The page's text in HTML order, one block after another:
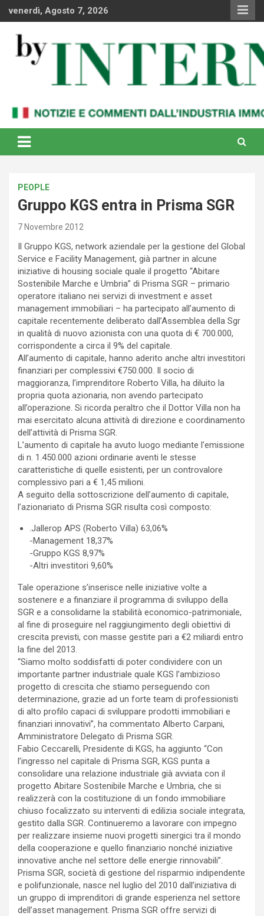
venerdì, Agosto 7, 2026
By Internews
internazionale
PEOPLE
Gruppo KGS entra in Prisma SGR
7 Novembre 2012
Il Gruppo KGS, network aziendale per la gestione del Global
Service e Facility Management, già partner in alcune
iniziative di housing sociale quale il progetto “Abitare
Sostenibile Marche e Umbria” di Prisma SGR – primario
operatore italiano nei servizi di investment e asset
management immobiliari – ha partecipato all’aumento di
capitale recentemente deliberato dall’Assemblea della Sgr
in qualità di nuovo azionista con una quota di € 700.000,
corrispondente a circa il 9% del capitale.
All’aumento di capitale, hanno aderito anche altri investitori
finanziari per complessivi €750.000. Il socio di
maggioranza, l’imprenditore Roberto Villa, ha diluito la
propria quota azionaria, non avendo partecipato
all’operazione. Si ricorda peraltro che il Dottor Villa non ha
mai esercitato alcuna attività di direzione e coordinamento
dell’attività di Prisma SGR.
L’aumento di capitale ha avuto luogo mediante l’emissione
di n. 1.450.000 azioni ordinarie aventi le stesse
caratteristiche di quelle esistenti, per un controvalore
complessivo pari a € 1,45 milioni.
A seguito della sottoscrizione dell’aumento di capitale,
l’azionariato di Prisma SGR risulta così composto:
.Jallerop APS (Roberto Villa) 63,06%
-Management 18,37%
-Gruppo KGS 8,97%
-Altri investitori 9,60%
Tale operazione s’inserisce nelle iniziative volte a
sostenere e a finanziare il programma di sviluppo della
SGR e a consolidarne la stabilità economico-patrimoniale,
al fine di proseguire nel raggiungimento degli obiettivi di
crescita previsti, con masse gestite pari a €2 miliardi entro
la fine del 2013.
“Siamo molto soddisfatti di poter condividere con un
importante partner industriale quale KGS l’ambizioso
progetto di crescita che stiamo perseguendo con
determinazione, grazie ad un forte team di professionisti
di alto profilo capaci di sviluppare prodotti immobiliari e
finanziari innovativi”, ha commentato Alberto Carpani,
Amministratore Delegato di Prisma SGR.
Fabio Ceccarelli, Presidente di KGS, ha aggiunto “Con
l’ingresso nel capitale di Prisma SGR, KGS punta a
consolidare una relazione industriale già avviata con il
progetto Abitare Sostenibile Marche e Umbria, che si
realizzerà con la costituzione di un fondo immobiliare
chiuso focalizzato su interventi di edilizia sociale integrata,
gestito dalla SGR. Continueremo a lavorare con impegno
per realizzare insieme nuovi progetti sinergici tra il mondo
della cooperazione e quello finanziario nonché iniziative
innovative anche nel settore delle energie rinnovabili”.
Prisma SGR, società di gestione del risparmio indipendente
e polifunzionale, nasce nel luglio del 2010 dall’iniziativa di
un gruppo di imprenditori di grande esperienza nel settore
dell’asset management. Prisma SGR offre servizi di